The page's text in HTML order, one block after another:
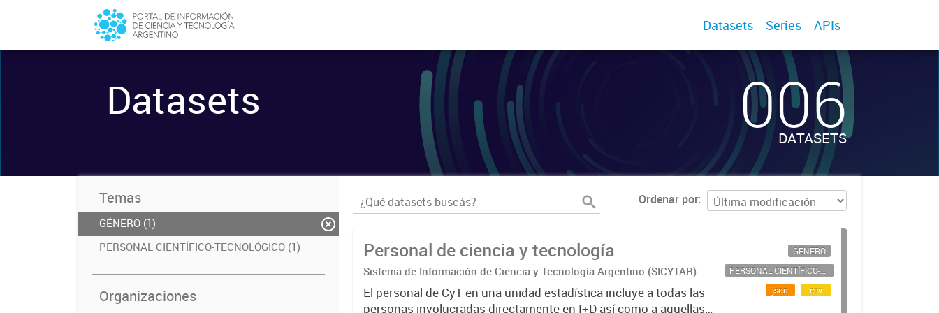
Datasets Series APIs
Datasets
- 006
DATASETS
Temas
GÉNERO (1)
PERSONAL CIENTÍFICO-TECNOLÓGICO (1)
Organizaciones
Ordenar por
Personal de ciencia y tecnología
Sistema de Información de Ciencia y Tecnología Argentino (SICYTAR)
El personal de CyT en una unidad estadística incluye a todas las
personas involucradas directamente en I+D así como a aquellas
GÉNERO
PERSONAL CIENTÍFICO-TECNOLÓGICO
json
csv